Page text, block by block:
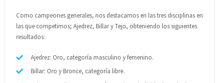
Como campeones generales, nos destacamos en las tres disciplinas en
las que competimos; Ajedrez, Billar y Tejo, obteniendo los siguientes
resultados:
Ajedrez: Oro, categoría masculino y femenino.
Billar: Oro y Bronce, categoría libre.